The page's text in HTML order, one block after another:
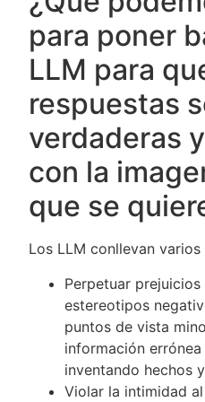
para poner
LLM para
respuestas
verdaderas
con la
que se
Los LLM conllevan
Perpetuar
estereotipos
puntos de vista
información
inventando hechos
Violar la intimidad